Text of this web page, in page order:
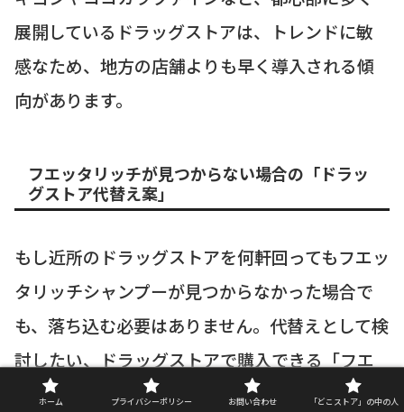
展開しているドラッグストアは、トレンドに敏
感なため、地方の店舗よりも早く導入される傾
向があります。
フエッタリッチが見つからない場合の「ドラッ
グストア代替え案」
もし近所のドラッグストアを何軒回ってもフエッ
タリッチシャンプーが見つからなかった場合で
も、落ち込む必要はありません。代替えとして検
討したい、ドラッグストアで購入できる「フエ
ッタリッチ」系のシャンプーをいくつかご紹介
ホーム プライバシーポリシー お問い合わせ 「どこストア」の中の人